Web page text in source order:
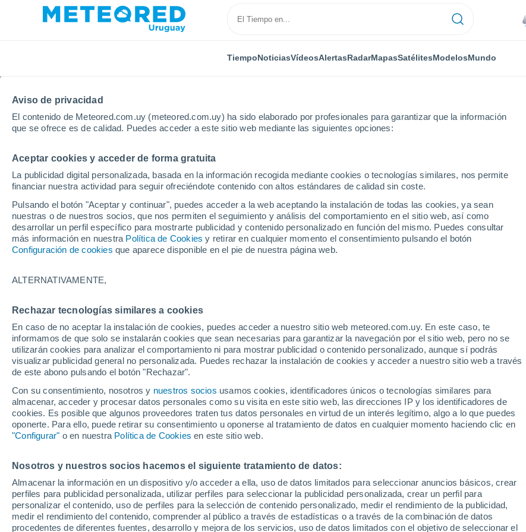
Aviso de privacidad
El contenido de Meteored.com.uy (meteored.com.uy) ha sido elaborado por profesionales para garantizar que la información
que se ofrece es de calidad. Puedes acceder a este sitio web mediante las siguientes opciones:
Aceptar cookies y acceder de forma gratuita
La publicidad digital personalizada, basada en la información recogida mediante cookies o tecnologías similares, nos permite
financiar nuestra actividad para seguir ofreciéndote contenido con altos estándares de calidad sin coste.
Pulsando el botón "Aceptar y continuar", puedes acceder a la web aceptando la instalación de todas las cookies, ya sean
nuestras o de nuestros socios, que nos permiten el seguimiento y análisis del comportamiento en el sitio web, así como
desarrollar un perfil específico para mostrarte publicidad y contenido personalizado en función del mismo. Puedes consultar
más información en nuestra Política de Cookies y retirar en cualquier momento el consentimiento pulsando el botón
Configuración de cookies que aparece disponible en el pie de nuestra página web.
ALTERNATIVAMENTE,
Rechazar tecnologías similares a cookies
En caso de no aceptar la instalación de cookies, puedes acceder a nuestro sitio web meteored.com.uy. En este caso, te
informamos de que solo se instalarán cookies que sean necesarias para garantizar la navegación por el sitio web, pero no se
utilizarán cookies para analizar el comportamiento ni para mostrar publicidad o contenido personalizado, aunque sí podrás
visualizar publicidad general no personalizada. Puedes rechazar la instalación de cookies y acceder a nuestro sitio web a través
de este abono pulsando el botón "Rechazar".
Con su consentimiento, nosotros y nuestros socios usamos cookies, identificadores únicos o tecnologías similares para
almacenar, acceder y procesar datos personales como su visita en este sitio web, las direcciones IP y los identificadores de
cookies. Es posible que algunos proveedores traten tus datos personales en virtud de un interés legítimo, algo a lo que puedes
oponerte. Para ello, puede retirar su consentimiento u oponerse al tratamiento de datos en cualquier momento haciendo clic en
"Configurar" o en nuestra Política de Cookies en este sitio web.
Nosotros y nuestros socios hacemos el siguiente tratamiento de datos:
Almacenar la información en un dispositivo y/o acceder a ella, uso de datos limitados para seleccionar anuncios básicos, crear
perfiles para publicidad personalizada, utilizar perfiles para seleccionar la publicidad personalizada, crear un perfil para
personalizar el contenido, uso de perfiles para la selección de contenido personalizado, medir el rendimiento de la publicidad,
medir el rendimiento del contenido, comprender al público a través de estadísticas o a través de la combinación de datos
procedentes de diferentes fuentes, desarrollo y mejora de los servicios, uso de datos limitados con el objetivo de seleccionar el
TiempoNoticiasVídeosAlertasRadarMapasSatélitesModelosMundo
Inicio Modelos Modelos Francia - ECMWF Europa
Modelos de predicción numérica
PRES. | V > 10
| NUB. |
PRECIPITACIÓN
ACUMULADA
NIEVE
ACUMULADA
TEMPERATURA
2M
GEOP. 850 HPA |
GEOP. 500 HPA |
VIENTO 10M |
Francia
ECMWF
GFS
ECMWF Europa
GFS Europa